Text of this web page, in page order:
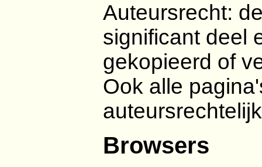
Auteursrecht:
significant deel
gekopieerd of
Ook alle
Browsers